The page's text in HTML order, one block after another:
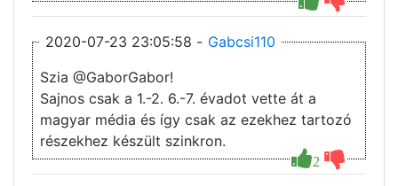
2020-07-23 23:05:58 - Gabcsi110
2
Szia @GaborGabor!
Sajnos csak a 1.-2. 6.-7. évadot vette át a
magyar média és így csak az ezekhez tartozó
részekhez készült szinkron.